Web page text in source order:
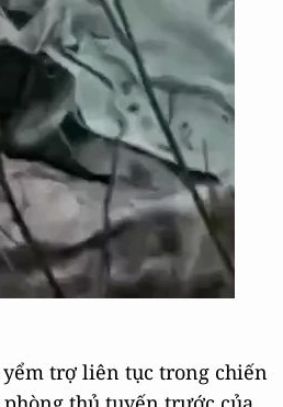
trợ liên tục trong chiến